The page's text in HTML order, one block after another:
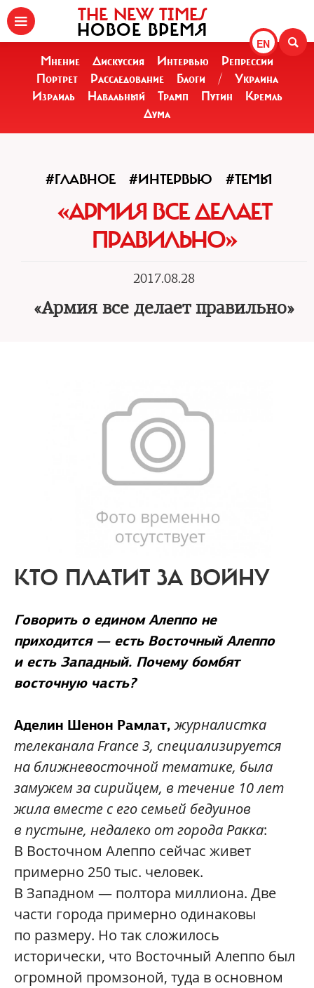
EN
THE NEW TIMES
НОВОЕ ВРЕМЯ
Мнение Дискуссия Интервью
Репрессии
Портрет
Расследование Блоги /
Украина
Израиль
Навальный Трамп Путин
Кремль
Дума
#ГЛАВНОЕ #ИНТЕРВЬЮ #ТЕМЫ
«АРМИЯ ВСЕ ДЕЛАЕТ
ПРАВИЛЬНО»
2017.08.28
«Армия все делает правильно»
КТО ПЛАТИТ ЗА ВОЙНУ
Говорить о едином Алеппо не
приходится — есть Восточный Алеппо
и есть Западный. Почему бомбят
восточную часть?
Аделин Шенон Рамлат,журналистка
телеканала France3, специализируется
на ближневосточной тематике, была
замужем за сирийцем, втечение 10 лет
жила вместе с его семьей бедуинов
впустыне, недалеко отгорода Ракка:
В Восточном Алеппо сейчас живет
примерно 250 тыс. человек.
В Западном — полтора миллиона. Две
части города примерно одинаковы
по размеру. Но так сложилось
исторически, что Восточный Алеппо был
огромной промзоной, туда в основном